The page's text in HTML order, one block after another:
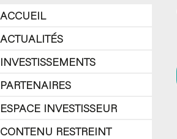
ACCUEIL
ACTUALITÉS
INVESTISSEMENTS
PARTENAIRES
ESPACE INVESTISSEUR
CONTENU RESTREINT